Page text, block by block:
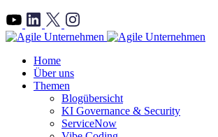
">
Home
Über uns
Themen
Blogübersicht
KI Governance & Security
ServiceNow